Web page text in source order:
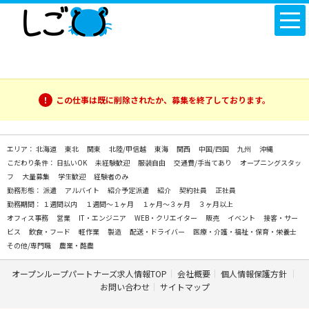
この仕事は既に削除されたか、募集を終了しております。
エリア： 北海道 東北 関東 北陸/甲信越 東海 関西 中国/四国 九州
沖縄
こだわり条件： 日払いOK 未経験歓迎 服装自由 交通費/手当てあり
オープニングスタッ
フ
大量募集 学生歓迎
経験者のみ
勤務形態： 派遣 アルバイト 紹介予定派遣 紹介 契約社員
正社員
勤務期間： １週間以内 １週間～１ヶ月 １ヶ月～３ヶ月
３ヶ月以上
オフィス事務
営業 IT・エンジニア WEB・クリエイター 販売 イベント
接客・サー
ビス
飲食・フード 軽作業 製造 配送・ドライバー
医療・介護・福祉・保育・栄養士
その他/専門職
農業・酪農
オープンループパートナーズ求人情報TOP 会社概要
個人情報保護方針
お問い合わせ
サイトマップ